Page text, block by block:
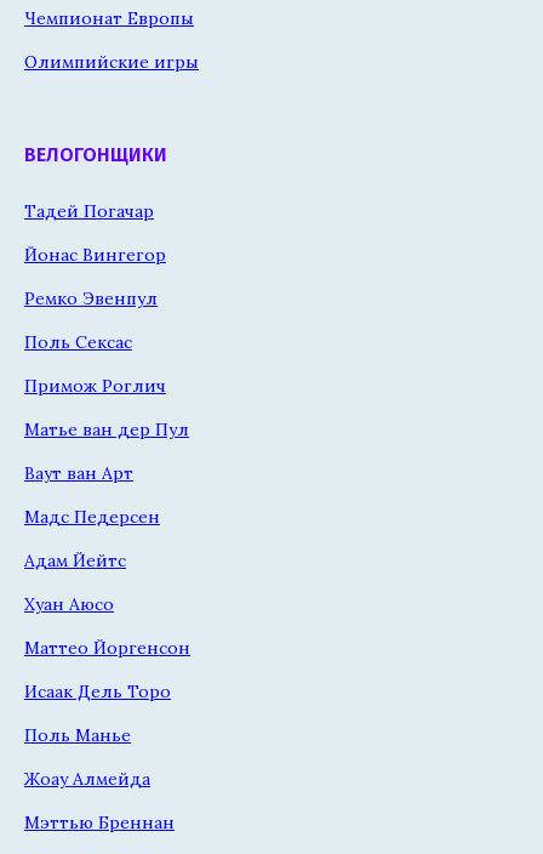
Чемпионат Европы
Олимпийские игры
ВЕЛОГОНЩИКИ
Тадей Погачар
Йонас Вингегор
Ремко Эвенпул
Поль Сексас
Примож Роглич
Матье ван дер Пул
Ваут ван Арт
Мадс Педерсен
Адам Йейтс
Хуан Аюсо
Маттео Йоргенсон
Исаак Дель Торо
Поль Манье
Жоау Алмейда
Мэттью Бреннан